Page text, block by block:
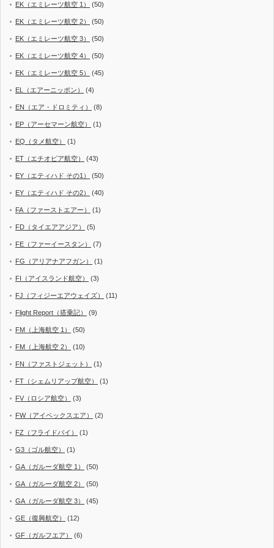
EK（エミレーツ航空 1） (50)
EK（エミレーツ航空 2） (50)
EK（エミレーツ航空 3） (50)
EK（エミレーツ航空 4） (50)
EK（エミレーツ航空 5） (45)
EL（エアーニッポン） (4)
EN（エア・ドロミティ） (8)
EP（アーセマーン航空） (1)
EQ（タメ航空） (1)
ET（エチオピア航空） (43)
EY（エティハド その1） (50)
EY（エティハド その2） (40)
FA（ファーストエアー） (1)
FD（タイエアアジア） (5)
FE（ファーイースタン） (7)
FG（アリアナアフガン） (1)
FI（アイスランド航空） (3)
FJ（フィジーエアウェイズ） (11)
Flight Report（搭乗記） (9)
FM（上海航空 1） (50)
FM（上海航空 2） (10)
FN（ファストジェット） (1)
FT（シェムリアップ航空） (1)
FV（ロシア航空） (3)
FW（アイベックスエア） (2)
FZ（フライドバイ） (1)
G3（ゴル航空） (1)
GA（ガルーダ航空 1） (50)
GA（ガルーダ航空 2） (50)
GA（ガルーダ航空 3） (45)
GE（復興航空） (12)
GF（ガルフエア） (6)